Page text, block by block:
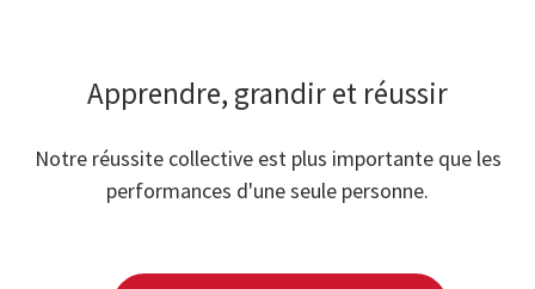
Apprendre, grandir et réussir
Notre réussite collective est plus importante que les
performances d'une seule personne.